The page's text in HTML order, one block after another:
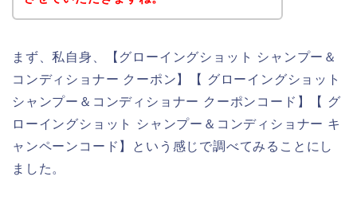
まず、私自身、【グローイングショット シャンプー＆
コンディショナー クーポン】【 グローイングショット
シャンプー＆コンディショナー クーポンコード】【 グ
ローイングショット シャンプー＆コンディショナー キ
ャンペーンコード】という感じで調べてみることにし
ました。